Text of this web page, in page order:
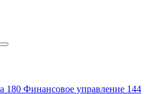
180 Финансовое управление 144